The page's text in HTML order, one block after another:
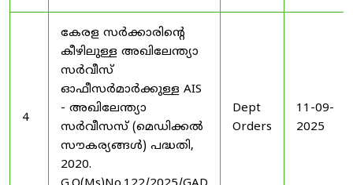
4
കേരള സർക്കാരിന്റെ
കീഴിലുള്ള അഖിലേന്ത്യാ
സർവീസ്
ഓഫീസർമാർക്കുള്ള AIS
- അഖിലേന്ത്യാ
സർവീസസ് (മെഡിക്കൽ
സൗകര്യങ്ങൾ) പദ്ധതി,
2020.
Dept
Orders
11-09-
2025